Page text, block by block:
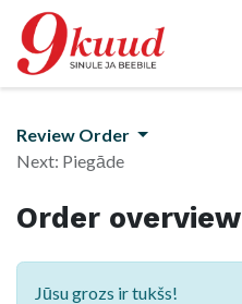
Review Order
Next: Piegāde
Order overview
Jūsu grozs ir tukšs!